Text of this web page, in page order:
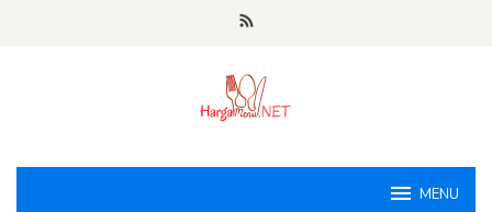
MENU